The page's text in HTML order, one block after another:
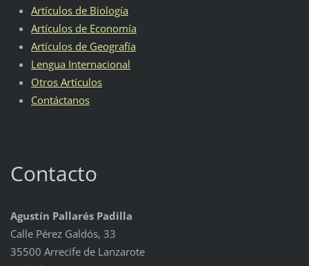
Artículos de Biología
Artículos de Economía
Artículos de Geografía
Lengua Internacional
Otros Artículos
Contáctanos
Contacto
Agustín Pallarés Padilla
Calle Pérez Galdós, 33
35500 Arrecife de Lanzarote